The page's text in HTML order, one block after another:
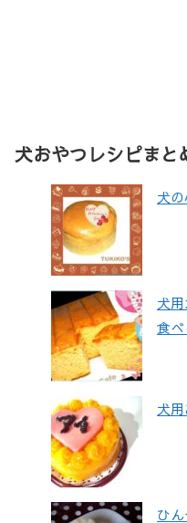
犬おやつレシピまと
犬
犬
食
犬
ひ